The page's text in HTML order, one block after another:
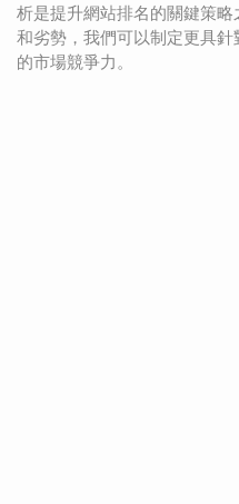
析是提升網站排名的關鍵策
和劣勢，我們可以制定更具
的市場競爭力。